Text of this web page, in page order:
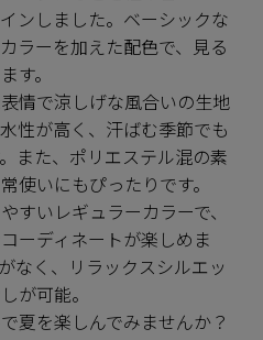
ンしました。ベーシックな
ラーを加えた配色で、見る
す。
情で涼しげな風合いの生地
性が高く、汗ばむ季節でも
また、ポリエステル混の素
使いにもぴったりです。
すいレギュラーカラーで、
ーディネートが楽しめま
なく、リラックスシルエッ
が可能。
夏を楽しんでみませんか？